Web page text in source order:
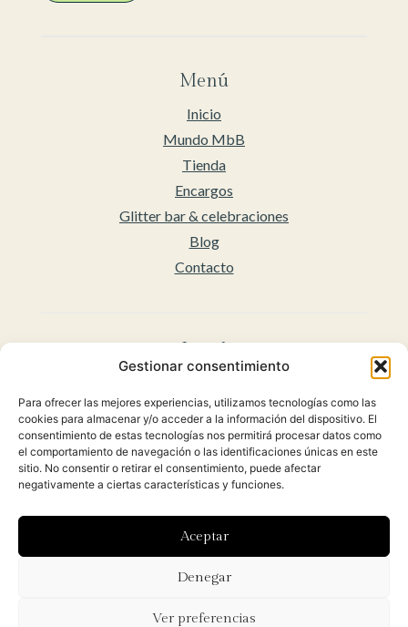
Gestionar consentimiento
Para ofrecer las mejores experiencias, utilizamos tecnologías como las
cookies para almacenar y/o acceder a la información del dispositivo. El
consentimiento de estas tecnologías nos permitirá procesar datos como
el comportamiento de navegación o las identificaciones únicas en este
sitio. No consentir o retirar el consentimiento, puede afectar
negativamente a ciertas características y funciones.
Aceptar
Denegar
Ver preferencias
Menú
Inicio
Mundo MbB
Tienda
Encargos
Glitter bar & celebraciones
Blog
Contacto
Legal
Accesibilidad
Políticas de privacidad
Política de cookies (UE)
Condiciones Generales para la venta Online
Orbidi.